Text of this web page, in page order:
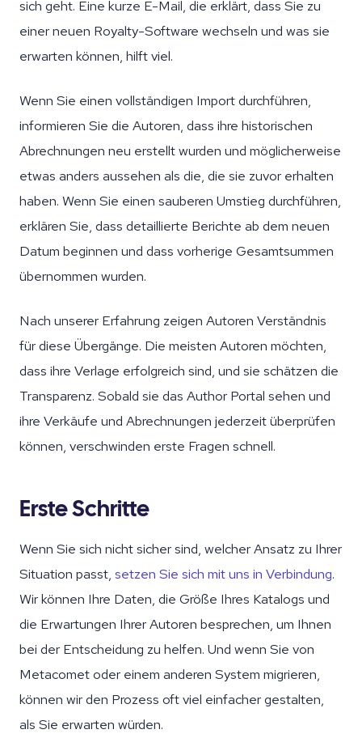
sich geht. Eine kurze E-Mail, die erklärt, dass Sie zu
einer neuen Royalty-Software wechseln und was sie
erwarten können, hilft viel.
Wenn Sie einen vollständigen Import durchführen,
informieren Sie die Autoren, dass ihre historischen
Abrechnungen neu erstellt wurden und möglicherweise
etwas anders aussehen als die, die sie zuvor erhalten
haben. Wenn Sie einen sauberen Umstieg durchführen,
erklären Sie, dass detaillierte Berichte ab dem neuen
Datum beginnen und dass vorherige Gesamtsummen
übernommen wurden.
Nach unserer Erfahrung zeigen Autoren Verständnis
für diese Übergänge. Die meisten Autoren möchten,
dass ihre Verlage erfolgreich sind, und sie schätzen die
Transparenz. Sobald sie das Author Portal sehen und
ihre Verkäufe und Abrechnungen jederzeit überprüfen
können, verschwinden erste Fragen schnell.
Erste Schritte
Wenn Sie sich nicht sicher sind, welcher Ansatz zu Ihrer
Situation passt, setzen Sie sich mit uns in Verbindung.
Wir können Ihre Daten, die Größe Ihres Katalogs und
die Erwartungen Ihrer Autoren besprechen, um Ihnen
bei der Entscheidung zu helfen. Und wenn Sie von
Metacomet oder einem anderen System migrieren,
können wir den Prozess oft viel einfacher gestalten,
als Sie erwarten würden.